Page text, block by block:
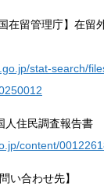
在留管理庁】在留
stat-search/
住民調査報告書
content/
い合わせ先】